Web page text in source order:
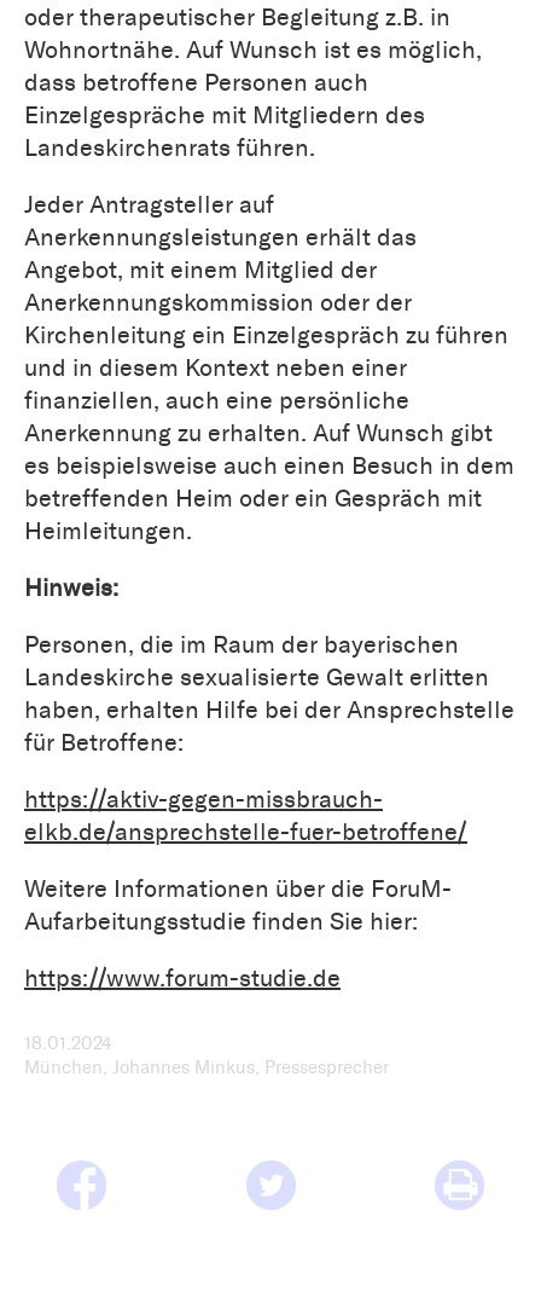
oder therapeutischer Begleitung z.B. in
Wohnortnähe. Auf Wunsch ist es möglich,
dass betroffene Personen auch
Einzelgespräche mit Mitgliedern des
Landeskirchenrats führen.
Jeder Antragsteller auf
Anerkennungsleistungen erhält das
Angebot, mit einem Mitglied der
Anerkennungskommission oder der
Kirchenleitung ein Einzelgespräch zu führen
und in diesem Kontext neben einer
finanziellen, auch eine persönliche
Anerkennung zu erhalten. Auf Wunsch gibt
es beispielsweise auch einen Besuch in dem
betreffenden Heim oder ein Gespräch mit
Heimleitungen.
Hinweis:
Personen, die im Raum der bayerischen
Landeskirche sexualisierte Gewalt erlitten
haben, erhalten Hilfe bei der Ansprechstelle
für Betroffene:
https://aktiv-gegen-missbrauch-
elkb.de/ansprechstelle-fuer-betroffene/
Weitere Informationen über die ForuM-
Aufarbeitungsstudie finden Sie hier:
https://www.forum-studie.de
18.01.2024
München, Johannes Minkus, Pressesprecher